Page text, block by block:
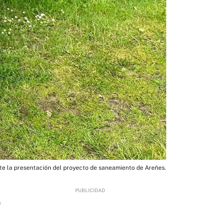
la presentación del proyecto de saneamiento de Areñes.